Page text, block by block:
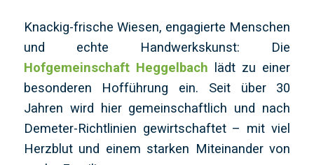
Knackig-frische Wiesen, engagierte Menschen
und echte Handwerkskunst: Die
Hofgemeinschaft Heggelbach lädt zu einer
besonderen Hofführung ein. Seit über 30
Jahren wird hier gemeinschaftlich und nach
Demeter-Richtlinien gewirtschaftet – mit viel
Herzblut und einem starken Miteinander von